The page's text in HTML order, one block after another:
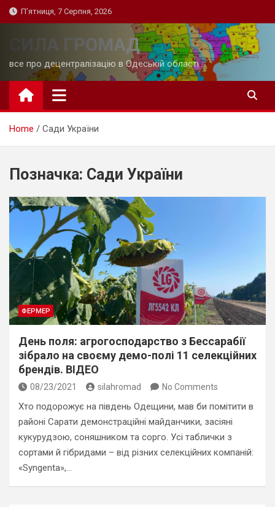
Skip
to
П’ятниця, 7 Серпня, 2026
СИЛА ГРОМАД
все про децентралізацію в Одеській області
Home Сади України
Позначка: Сади України
ФЕРМЕР
День поля: агрогосподарство з Бессарабії
зібрало на своєму демо-полі 11 селекційних
брендів. ВІДЕО
08/23/2021 silahromad No Comments
Хто подорожує на південь Одещини, мав би помітити в
районі Сарати демонстраційні майданчики, засіяні
кукурудзою, соняшником та сорго. Усі таблички з
сортами й гібридами – від різних селекційних компаній:
«Syngenta»,…